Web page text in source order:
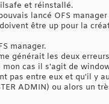
et réinstallé.
lancé OFS
être up pour la
manager.
générait les deux
cas il s'agit de
pas entre eux et qu'il y
ADMIN) ou alors un